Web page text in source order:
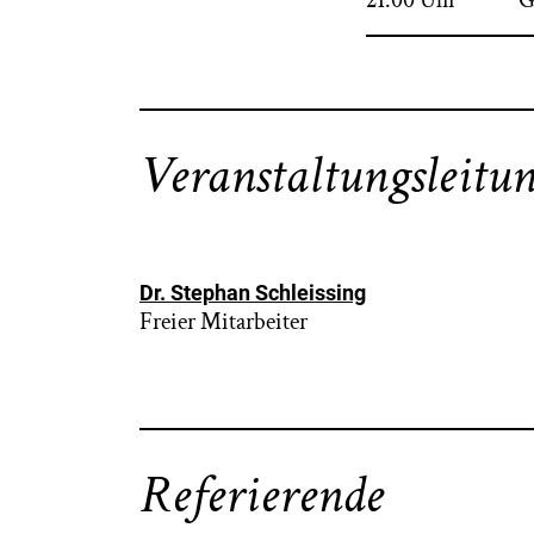
Dr. Stephan Schleissing
Freier Mitarbeiter
Referierende